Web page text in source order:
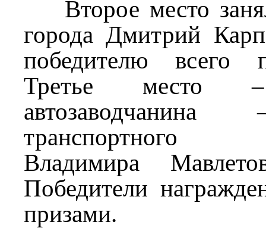
Второе место
города Дмитрий
победителю всего
Третье
транспортного
Владимира
Победители
призами.